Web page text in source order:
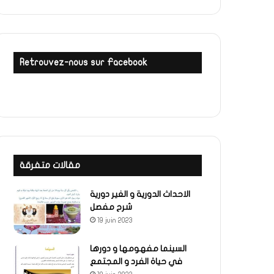
Retrouvez-nous sur Facebook
مقالات متفرقة
الاحداث الدورية و الغير دورية
شرح مفصل
19 juin 2023
السينما مفهومها و دورها
في حياة الفرد و المجتمع